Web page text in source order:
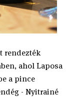
rendezték
ahol Laposa
a pince
- Nyitrainé